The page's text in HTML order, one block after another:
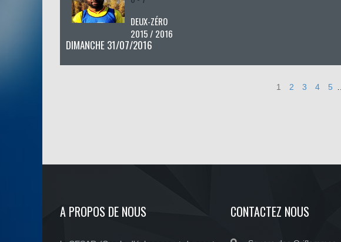
DEUX-ZÉRO
2015 / 2016
DIMANCHE 31/07/2016
1 2 3 4 5
A PROPOS DE NOUS CONTACTEZ NOUS